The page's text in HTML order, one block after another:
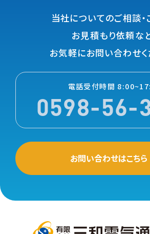
当社についてのご相談・
お⾒積もり依頼など
お気軽にお問い合わせく
電話受付時間
0598-56-
お問い合わせはこちら